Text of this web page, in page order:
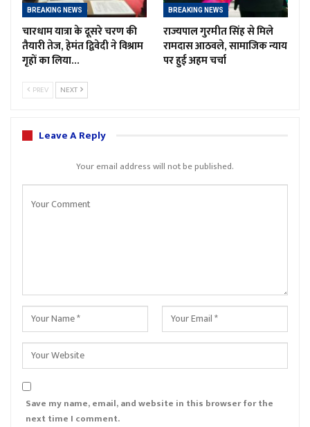
BREAKING NEWS
चारधाम यात्रा के दूसरे चरण की
तैयारी तेज, हेमंत द्विवेदी ने विश्राम
गृहों का लिया…
BREAKING NEWS
राज्यपाल गुरमीत सिंह से मिले
रामदास आठवले, सामाजिक न्याय
पर हुई अहम चर्चा
PREV NEXT
Leave A Reply
Your email address will not be published.
Save my name, email, and website in this browser for the
next time I comment.